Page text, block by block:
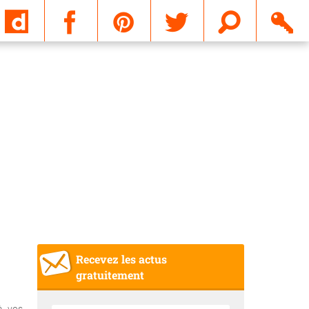
Recevez les actus
gratuitement